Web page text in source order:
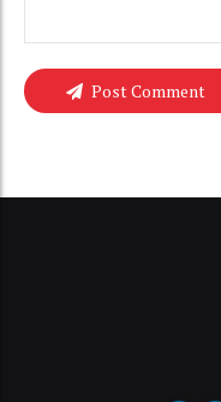
Post Comment